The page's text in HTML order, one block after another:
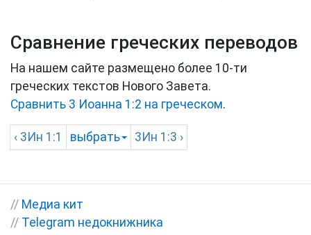
Сравнение греческих переводов
На нашем сайте размещено более 10-ти
греческих текстов Нового Завета.
Сравнить 3 Иоанна 1:2 на греческом.
‹ 3Ин 1:1 выбрать 3Ин 1:3 ›
// Медиа кит
// Telegram недокнижника